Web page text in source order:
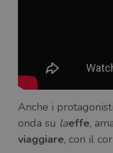
Anche i
onda su laeffe,
viaggiare, con il